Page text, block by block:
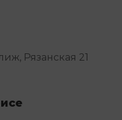
Рязанская 21